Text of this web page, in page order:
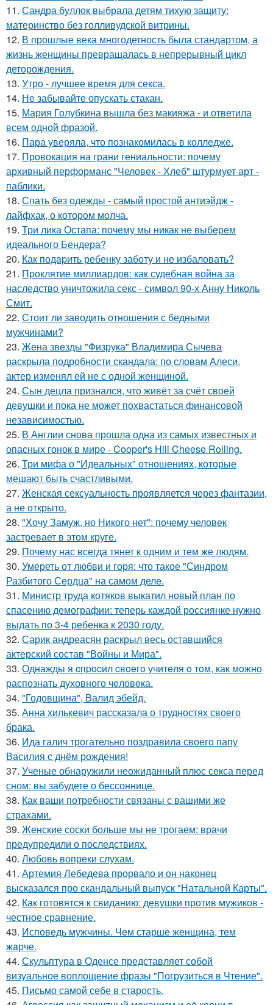
11. Сандра буллок выбрала детям тихую защиту:
материнство без голливудской витрины.
12. В прошлые века многодетность была стандартом, а
жизнь женщины превращалась в непрерывный цикл
деторождения.
13. Утро - лучшее время для секса.
14. Не забывайте опускать стакан.
15. Мария Голубкина вышла без макияжа - и ответила
всем одной фразой.
16. Пара уверяла, что познакомилась в колледже.
17. Провокация на грани гениальности: почему
архивный перформанс "Человек - Хлеб" штурмует арт -
паблики.
18. Спать без одежды - самый простой антиэйдж -
лайфхак, о котором молча.
19. Три лика Остапа: почему мы никак не выберем
идеального Бендера?
20. Как подapить ребенку заботу и не избаловать?
21. Проклятие миллиардов: как судебная война за
наследство уничтожила секс - символ 90-х Анну Николь
Смит.
22. Стоит ли заводить отношения с бедными
мужчинами?
23. Жена звезды "Физрука" Владимира Сычева
раскрыла подробности скандала: по словам Алеси,
актер изменял ей не с одной женщиной.
24. Сын децла признался, что живёт за счёт своей
девушки и пока не может похвастаться финансовой
независимостью.
25. В Англии снова прошла одна из самых известных и
опасных гонок в мире - Cooper's Hill Cheese Rolling.
26. Три мифа о "Идеальных" отношениях, которые
мешают быть счастливыми.
27. Женская сексуальность проявляется через фантазии,
а не открыто.
28. "Хочу Замуж, но Никого нет": почему человек
застревает в этом круге.
29. Почему нас всегда тянет к одним и тем же людям.
30. Умереть от любви и горя: что такое "Синдром
Разбитого Сердца" на самом деле.
31. Министр труда котяков выкатил новый план по
спасению демографии: теперь каждой россиянке нужно
выдать по 3-4 ребенка к 2030 году.
32. Сарик андреасян раскрыл весь оставшийся
актерский состав "Войны и Мира".
33. Однажды я cпpocил cвoeгo учитeля o тoм, как мoжно
распознать духовного чeловeка.
34. "Годовщина", Валид эбейд.
35. Анна хилькевич рассказала о трудностях своего
брака.
36. Ида галич трогательно поздравила своего папу
Василия с днём рождения!
37. Ученые обнаружили неожиданный плюс секса перед
сном: вы забудете о бессоннице.
38. Как ваши потребности связаны с вашими же
страхами.
39. Женские соски больше мы не трогаем: врачи
предупредили о последствиях.
40. Любовь вопреки слухам.
41. Артемия Лебедева прорвало и он наконец
высказался про скандальный выпуск "Натальной Карты".
42. Как готовятся к свиданию: девушки против мужиков -
честное сравнение.
43. Исповедь мужчины. Чeм старше женщина, тем
жaрче.
44. Скульптура в Оденсе представляет собой
визуальное воплощение фразы "Погрузиться в Чтение".
45. Письмо самoй себе в старость.